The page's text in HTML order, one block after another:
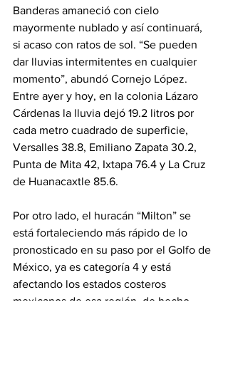
Banderas amaneció con cielo
mayormente nublado y así continuará,
si acaso con ratos de sol. “Se pueden
dar lluvias intermitentes en cualquier
momento”, abundó Cornejo López.
Entre ayer y hoy, en la colonia Lázaro
Cárdenas la lluvia dejó 19.2 litros por
cada metro cuadrado de superficie,
Versalles 38.8, Emiliano Zapata 30.2,
Punta de Mita 42, Ixtapa 76.4 y La Cruz
de Huanacaxtle 85.6.
Por otro lado, el huracán “Milton” se
está fortaleciendo más rápido de lo
pronosticado en su paso por el Golfo de
México, ya es categoría 4 y está
afectando los estados costeros
mexicanos de esa región, de hecho